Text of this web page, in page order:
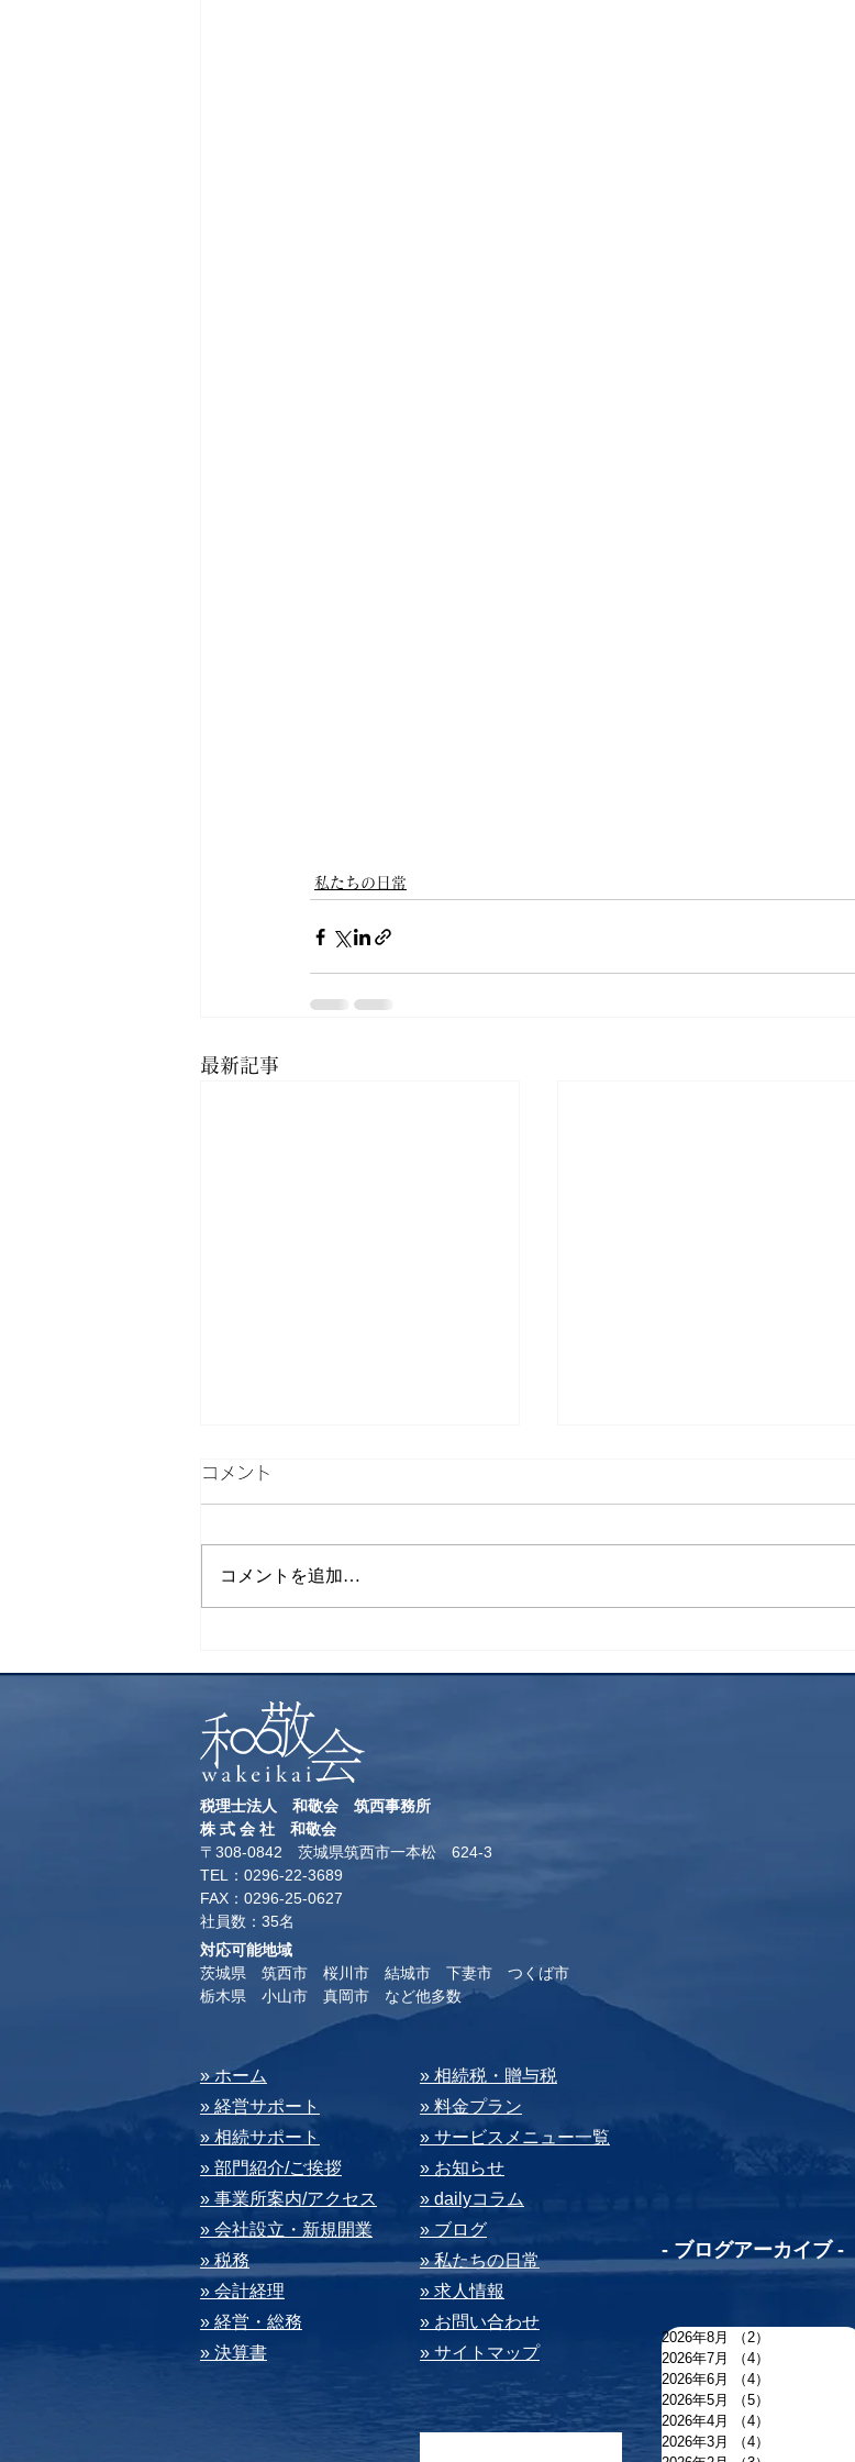
私たちの日常
最新記事
コメント
コメントを追加…
対応可能地域
茨城県 筑西市 桜川市 結城市 下妻市 つくば市
​栃木県 小山市 真岡市 など他多数
-​ ブログアーカイブ -
2026年8月 （2）
2026年7月
（4）
2026年6月
（4）
2026年5月
（5）
2026年4月
（4）
2026年3月
（4）
​» ホーム
» 経営サポート
» 相続サポート
» 部⾨紹介/ご挨拶
» 事業所案内/アクセス
» 会社設⽴・新規開業
» 税務
» 会計経理
» 経営・総務
» 決算書
​» 相続税・贈与税
» 料⾦プラン
» サービスメニュー⼀覧
» お知らせ
» dailyコラム
» ブログ
» 私たちの⽇常
» 求⼈情報
» お問い合わせ
» サイトマップ
税理士法人 和敬会 筑西事務所
​株 式 会 社 和敬会
〒308-0842 茨城県筑西市一本松 624-3
TEL：0296-22-3689
​FAX：0296-25-0627
​社員数：35名​